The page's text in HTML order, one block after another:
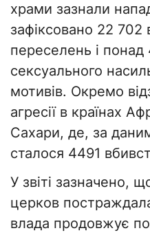
храми зазнали
зафіксовано 22
переселень і понад
сексуального
мотивів. Окремо
агресії в країнах
Сахари, де, за
сталося 4491
У звіті зазначено,
церков постраждала
влада продовжує